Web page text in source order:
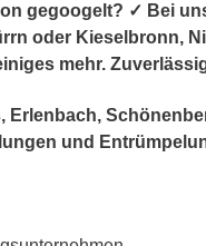
gegoogelt? ✓ Bei
oder Kieselbronn,
mehr.
und